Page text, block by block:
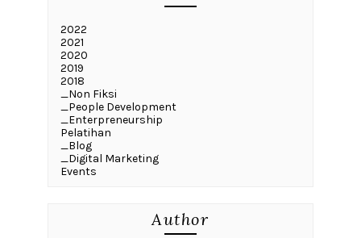
2022
2021
2020
2019
2018
_Non Fiksi
_People Development
_Enterpreneurship
Pelatihan
_Blog
_Digital Marketing
Events
Author